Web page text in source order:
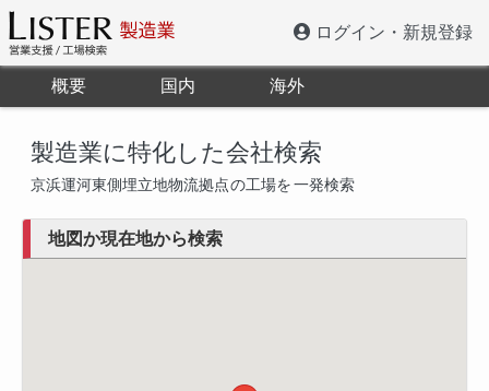
ログイン・新規登録
概要 国内 海外
製造業に特化した会社検索
京浜運河東側埋立地物流拠点の工場を一発検索
地図か現在地から検索